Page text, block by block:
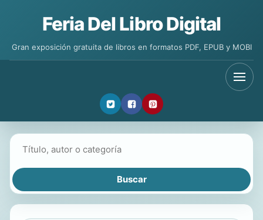
Feria Del Libro Digital
Gran exposición gratuita de libros en formatos PDF, EPUB y MOBI